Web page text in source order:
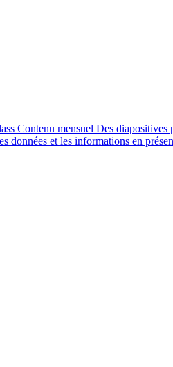
Contenu mensuel Des diapositives
données et les informations en